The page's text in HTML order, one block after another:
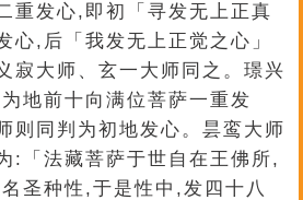
重发心,即初「寻发无上正真
心,后「我发无上正觉之心」
寂大师、玄一大师同之。璟兴
地前十向满位菩萨一重发
则同判为初地发心。昙鸾大师
:「法藏菩萨于世自在王佛所,
圣种性,于是性中,发四十八